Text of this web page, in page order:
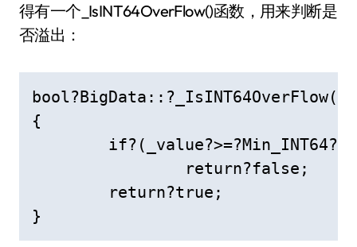
得有一个_IsINT64OverFlow()函数，用来判断是
否溢出：
{
}